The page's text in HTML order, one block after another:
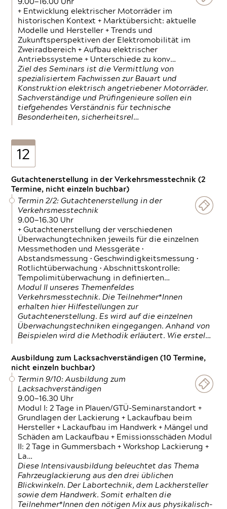
9.00—16.00 Uhr
+ Entwicklung elektrischer Motorräder im
historischen Kontext + Marktübersicht: aktuelle
Modelle und Hersteller + Trends und
Zukunftsperspektiven der Elektromobilität im
Zweiradbereich + Aufbau elektrischer
Antriebssysteme + Unterschiede zu konv…
Ziel des Seminars ist die Vermittlung von
spezialisiertem Fachwissen zur Bauart und
Konstruktion elektrisch angetriebener Motorräder.
Sachverständige und Prüfingenieure sollen ein
tiefgehendes Verständnis für technische
Besonderheiten, sicherheitsrel…
12
Gutachtenerstellung in der Verkehrsmesstechnik (2
Termine, nicht einzeln buchbar)
Termin 2/2: Gutachtenerstellung in der
Verkehrsmesstechnik
9.00—16.30 Uhr
+ Gutachtenerstellung der verschiedenen
Überwachungtechniken jeweils für die einzelnen
Messmethoden und Messgeräte •
Abstandsmessung • Geschwindigkeitsmessung •
Rotlichtüberwachung • Abschnittskontrolle:
Tempolimitüberwachung in definierten…
Modul II unseres Themenfeldes
Verkehrsmesstechnik. Die Teilnehmer*Innen
erhalten hier Hilfestellungen zur
Gutachtenerstellung. Es wird auf die einzelnen
Überwachungstechniken eingegangen. Anhand von
Beispielen wird die Methodik erläutert. Wie erstel…
Ausbildung zum Lacksachverständigen (10 Termine,
nicht einzeln buchbar)
Termin 9/10: Ausbildung zum
Lacksachverständigen
9.00—16.30 Uhr
Modul I: 2 Tage in Plauen/GTÜ-Seminarstandort +
Grundlagen der Lackierung + Lackaufbau beim
Hersteller + Lackaufbau im Handwerk + Mängel und
Schäden am Lackaufbau + Emissionsschäden Modul
II: 2 Tage in Gummersbach + Workshop Lackierung +
La…
Diese Intensivausbildung beleuchtet das Thema
Fahrzeuglackierung aus den drei üblichen
Blickwinkeln. Der Labortechnik, dem Lackhersteller
sowie dem Handwerk. Somit erhalten die
Teilnehmer*Innen den nötigen Mix aus physikalisch-